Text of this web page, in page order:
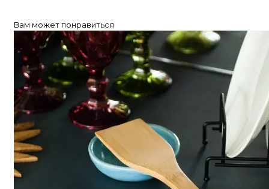
Вам может понравиться